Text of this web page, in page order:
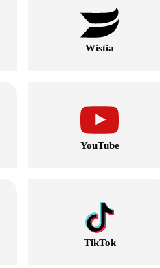
Wistia
YouTube
TikTok